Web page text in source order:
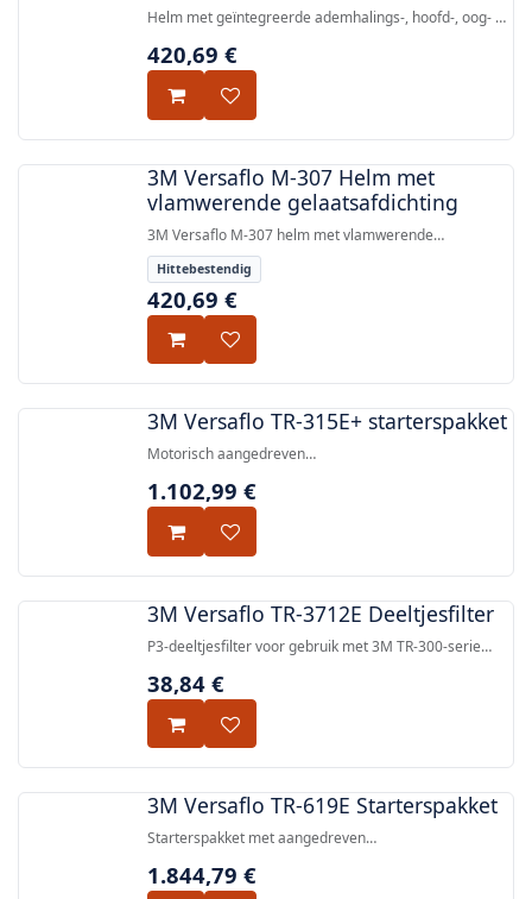
Helm met geïntegreerde ademhalings-, hoofd-, oog- en
Versaflo powered air en supplied air systemen. Voldoet
420,69 €
3M Versaflo M-307 Helm met
vlamwerende gelaatsafdichting
3M Versaflo M-307 helm met vlamwerende
gelaatsafdichting, biedt geïntegreerde ademhalings-,
hoofd-, oog- en gelaatsbescherming voor gebruik met
3M luchttoevoereenheden. Hoofdbescherming volgens
EN 397, ademhalingsbescherming volgens EN 12941.
Hittebestendig
420,69 €
3M Versaflo TR-315E+ starterspakket
Motorisch aangedreven
302E+ turbo-eenheid, deeltjesfilter, voorfilter,
acculader, verstelbare ademhalingstube en
luchtstroomindicator — goedgekeurd volgens EN
12941:1998 + A2:2008.
1.102,99 €
3M Versaflo TR-3712E Deeltjesfilter
P3-deeltjesfilter voor gebruik met 3M TR-300-serie
38,84 €
3M Versaflo TR-619E Starterspakket
Starterspakket met aangedreven
eenheid, A2P-filter, batterij met hoge capaciteit, BT-30
1.844,79 €